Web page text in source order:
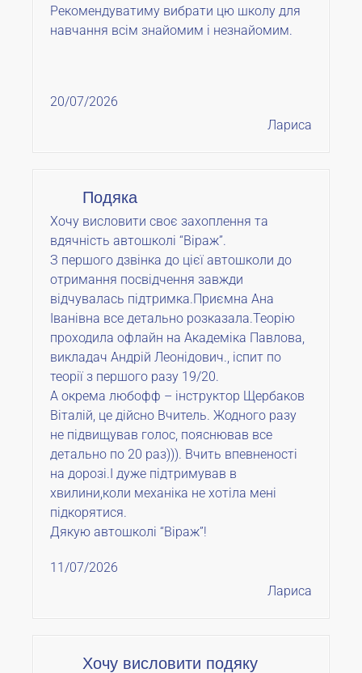
Рекомендуватиму вибрати цю школу для
навчання всім знайомим і незнайомим.
20/07/2026
Лариса
Подяка
Хочу висловити своє захоплення та
вдячність автошколі “Віраж”.
З першого дзвінка до цієї автошколи до
отримання посвідчення завжди
відчувалась підтримка.Приємна Ана
Іванівна все детально розказала.Теорію
проходила офлайн на Академіка Павлова,
викладач Андрій Леонідович., іспит по
теорії з першого разу 19/20.
А окрема любофф – інструктор Щербаков
Віталій, це дійсно Вчитель. Жодного разу
не підвищував голос, пояснював все
детально по 20 раз))). Вчить впевненості
на дорозі.І дуже підтримував в
хвилини,коли механіка не хотіла мені
підкорятися.
Дякую автошколі “Віраж”!
11/07/2026
Лариса
Хочу висловити подяку